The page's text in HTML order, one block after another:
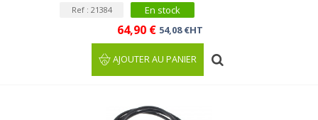
Ref : 21384 En stock
64,90 € 54,08 €HT
AJOUTER AU PANIER